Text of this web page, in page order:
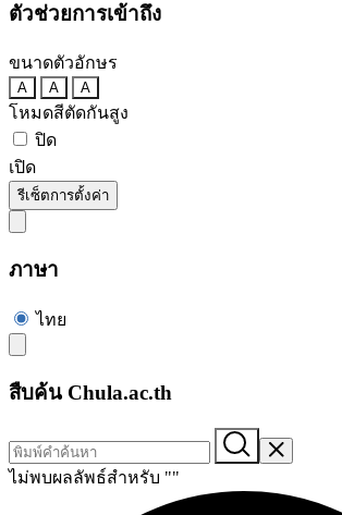
ตัวช่วยการเข้าถึง
ขนาดตัวอักษร
A A A
โหมดสีตัดกันสูง
ปิด
เปิด
รีเซ็ตการตั้งค่า
ภาษา
ไทย
สืบค้น Chula.ac.th
ไม่พบผลลัพธ์สำหรับ ""